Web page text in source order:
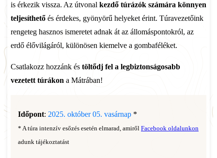
is érkezik vissza. Az útvonal kezdő túrázók számára könnyen
teljesíthető és érdekes, gyönyörű helyeket érint. Túravezetőink
rengeteg hasznos ismeretet adnak át az állomáspontokról, az
erdő élővilágáról, különösen kiemelve a gombaféléket.
Csatlakozz hozzánk és töltődj fel a legbiztonságosabb
vezetett túrákon a Mátrában!
Időpont: 2025. október 05. vasárnap *
* A túra intenzív esőzés esetén elmarad, amiről Facebook oldalunkon
adunk tájékoztatást